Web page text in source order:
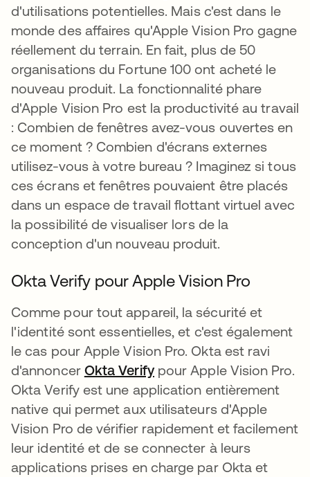
d'utilisations potentielles. Mais c'est dans le
monde des affaires qu'Apple Vision Pro gagne
réellement du terrain. En fait, plus de 50
organisations du Fortune 100 ont acheté le
nouveau produit. La fonctionnalité phare
d'Apple Vision Pro est la productivité au travail
: Combien de fenêtres avez-vous ouvertes en
ce moment ? Combien d'écrans externes
utilisez-vous à votre bureau ? Imaginez si tous
ces écrans et fenêtres pouvaient être placés
dans un espace de travail flottant virtuel avec
la possibilité de visualiser lors de la
conception d'un nouveau produit.
Okta Verify pour Apple Vision Pro
Comme pour tout appareil, la sécurité et
l'identité sont essentielles, et c'est également
le cas pour Apple Vision Pro. Okta est ravi
d'annoncer Okta Verifypour Apple Vision Pro.
Okta Verify est une application entièrement
native qui permet aux utilisateurs d'Apple
Vision Pro de vérifier rapidement et facilement
leur identité et de se connecter à leurs
applications prises en charge par Okta et